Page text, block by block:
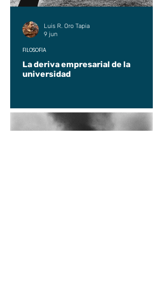
La deriva empresarial de la
universidad
FILOSOFÍA
Luis R. Oro Tapia
9 jun